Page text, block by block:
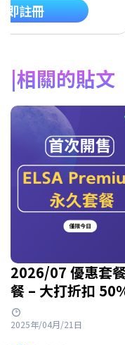
即註冊
相關的貼文
2026/07 優惠套
餐 – 大打折扣
2025年/04月/21日